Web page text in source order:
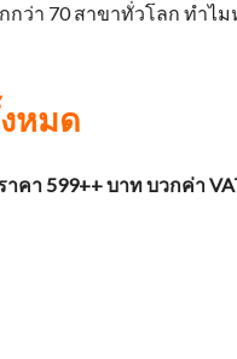
า 70 สาขาทั่วโลก ทำไ
หมด
าคา 599++ บาท บวกค่า